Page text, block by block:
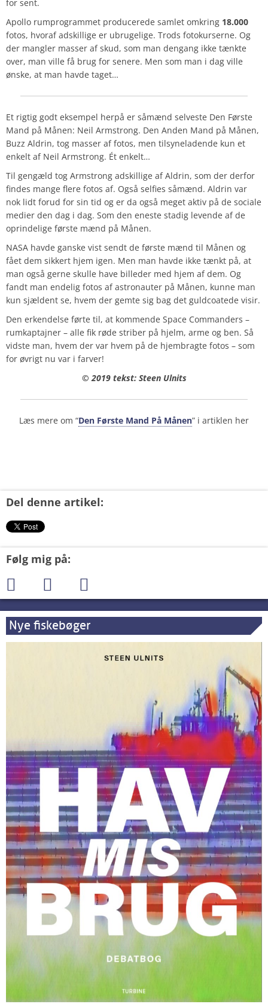
for sent.
Apollo rumprogrammet producerede samlet omkring 18.000
fotos, hvoraf adskillige er ubrugelige. Trods fotokurserne. Og
der mangler masser af skud, som man dengang ikke tænkte
over, man ville få brug for senere. Men som man i dag ville
ønske, at man havde taget…
Et rigtig godt eksempel herpå er såmænd selveste Den Første
Mand på Månen: Neil Armstrong. Den Anden Mand på Månen,
Buzz Aldrin, tog masser af fotos, men tilsyneladende kun et
enkelt af Neil Armstrong. Ét enkelt…
Til gengæld tog Armstrong adskillige af Aldrin, som der derfor
findes mange flere fotos af. Også selfies såmænd. Aldrin var
nok lidt forud for sin tid og er da også meget aktiv på de sociale
medier den dag i dag. Som den eneste stadig levende af de
oprindelige første mænd på Månen.
NASA havde ganske vist sendt de første mænd til Månen og
fået dem sikkert hjem igen. Men man havde ikke tænkt på, at
man også gerne skulle have billeder med hjem af dem. Og
fandt man endelig fotos af astronauter på Månen, kunne man
kun sjældent se, hvem der gemte sig bag det guldcoatede visir.
Den erkendelse førte til, at kommende Space Commanders –
rumkaptajner – alle fik røde striber på hjelm, arme og ben. Så
vidste man, hvem der var hvem på de hjembragte fotos – som
for øvrigt nu var i farver!
© 2019 tekst: Steen Ulnits
Læs mere om “Den Første Mand På Månen” i artiklen her
Del denne artikel:
Følg mig på:
Nye fiskebøger